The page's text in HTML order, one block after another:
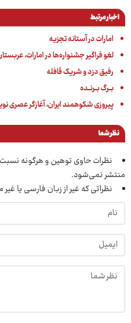
اخبار مرتبط
امارات در آستانه تجزیه
لغو فراگیر جشنواره‌ها در امارات،
رفیق دزد و شریک قافله
بــرگ‌ بــرنــده
پیروزی شکوهمند ایران، آغازگر عصری
نظر شما
نظرات حاوی توهین و هرگونه
منتشر نمی‌شود.
نظراتی که غیر از زبان فارسی یا